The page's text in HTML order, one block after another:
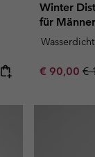
Winter
für Männer
Wasserdicht
Sale price:
€ 90,00 €